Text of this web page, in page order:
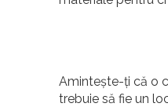
Amintește-ți că o
trebuie să fie un